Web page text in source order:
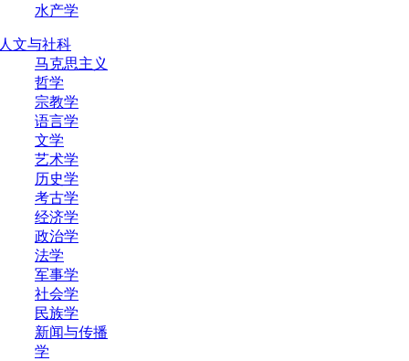
水产学
文与社科
马克思主义
哲学
宗教学
语言学
文学
艺术学
历史学
考古学
经济学
政治学
法学
军事学
社会学
民族学
新闻与传播
学